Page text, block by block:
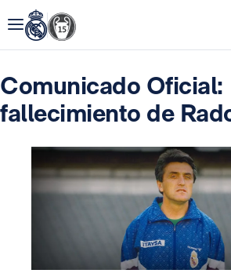
Comunicado Oficial:
fallecimiento de